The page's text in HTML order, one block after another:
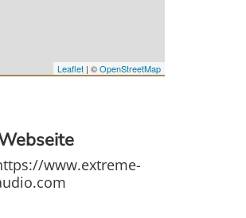
Leaflet | ©OpenStreetMap
www.extreme-